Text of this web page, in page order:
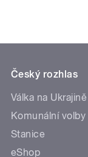
Český rozhlas
Válka na Ukrajině
Komunální volby
Stanice
eShop